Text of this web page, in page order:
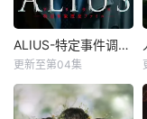
ALIUS-特定事件调查档案-
更新至第04集